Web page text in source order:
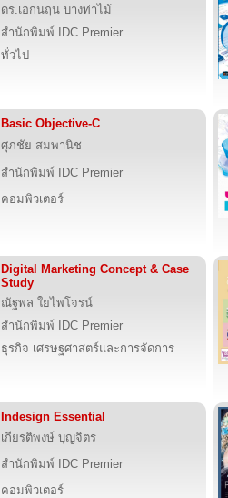
ดร.เอกนฤน บางท่าไม้
สำนักพิมพ์ IDC Premier
ทั่วไป
Basic Objective-C
ศุภชัย สมพานิช
สำนักพิมพ์ IDC Premier
คอมพิวเตอร์
Digital Marketing Concept & Case
Study
ณัฐพล ใยไพโจรน์
สำนักพิมพ์ IDC Premier
ธุรกิจ เศรษฐศาสตร์และการจัดการ
Indesign Essential
เกียรติพงษ์ บุญจิตร
สำนักพิมพ์ IDC Premier
คอมพิวเตอร์